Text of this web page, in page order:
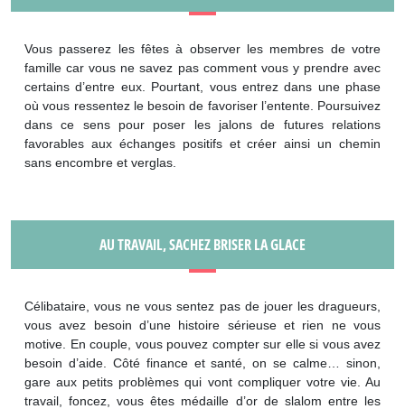
Vous passerez les fêtes à observer les membres de votre
famille car vous ne savez pas comment vous y prendre avec
certains d’entre eux. Pourtant, vous entrez dans une phase
où vous ressentez le besoin de favoriser l’entente. Poursuivez
dans ce sens pour poser les jalons de futures relations
favorables aux échanges positifs et créer ainsi un chemin
sans encombre et verglas.
AU TRAVAIL, SACHEZ BRISER LA GLACE
Célibataire, vous ne vous sentez pas de jouer les dragueurs,
vous avez besoin d’une histoire sérieuse et rien ne vous
motive. En couple, vous pouvez compter sur elle si vous avez
besoin d’aide. Côté finance et santé, on se calme… sinon,
gare aux petits problèmes qui vont compliquer votre vie. Au
travail, foncez, vous êtes médaille d’or de slalom entre les